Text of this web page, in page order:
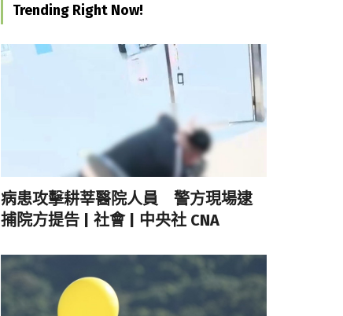
Trending Right Now!
病患攻擊耕莘醫院人員 警方現場逮
捕院方提告 | 社會 | 中央社 CNA